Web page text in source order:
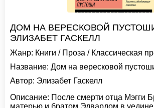
ДОМ НА ВЕРЕСКОВОЙ
ЭЛИЗАБЕТ ГАСКЕЛЛ
Жанр: Книги / Проза / Классическая
Название: Дом на вересковой
Автор: Элизабет Гаскелл
Описание: После смерти отца Мэгги
матерью и братом Эдвардом в